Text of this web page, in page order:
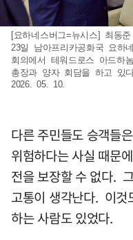
[요하네스버그=뉴시스] 최동
23일 남아프리카공화국 요하
회의에서 테워드로스 아드하
총장과 양자 회담을 하고 있
2026. 05. 10.
다른 주민들도 승객들
위험하다는 사실 때문
전을 보장할 수 없다.
고통이 생각난다. 이것
하는 사람도 있었다.